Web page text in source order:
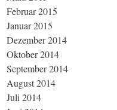
Februar 2015
Januar 2015
Dezember 2014
Oktober 2014
September 2014
August 2014
Juli 2014